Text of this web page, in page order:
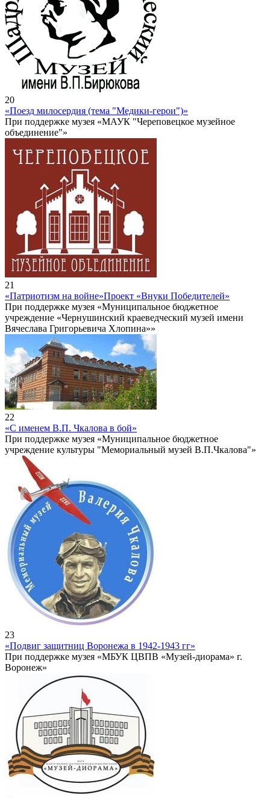
20
«Поезд милосердия (тема "Медики-герои")»
При поддержке музея «МАУК "Череповецкое музейное
объединение"»
21
«Патриотизм на войне»Проект «Внуки Победителей»
При поддержке музея «Муниципальное бюджетное
учреждение «Чернушинский краеведческий музей имени
Вячеслава Григорьевича Хлопина»»
22
«С именем В.П. Чкалова в бой»
При поддержке музея «Муниципальное бюджетное
учреждение культуры "Мемориальный музей В.П.Чкалова"»
23
«Подвиг защитниц Воронежа в 1942-1943 гг»
При поддержке музея «МБУК ЦВПВ «Музей-диорама» г.
Воронеж»